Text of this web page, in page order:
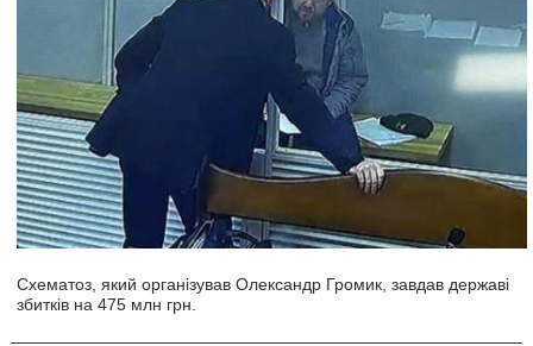
Схематоз, який організував Олександр Громик, завдав державі
збитків на 475 млн грн.